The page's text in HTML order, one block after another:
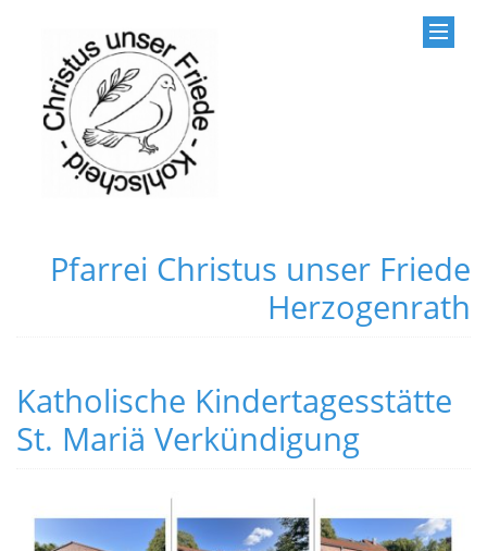
Pfarrei Christus unser Friede
Herzogenrath
Katholische Kindertagesstätte
St. Mariä Verkündigung